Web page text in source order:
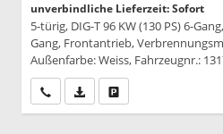
unverbindliche Lieferzeit: Sofort
5-türig, DIG-T 96 KW (130 PS) 6-
Gang, Frontantrieb,
Außenfarbe: Weiss, Fahrzeugnr.:
Wir rufen Sie anPDF-Datei, Fahrzeugexposé